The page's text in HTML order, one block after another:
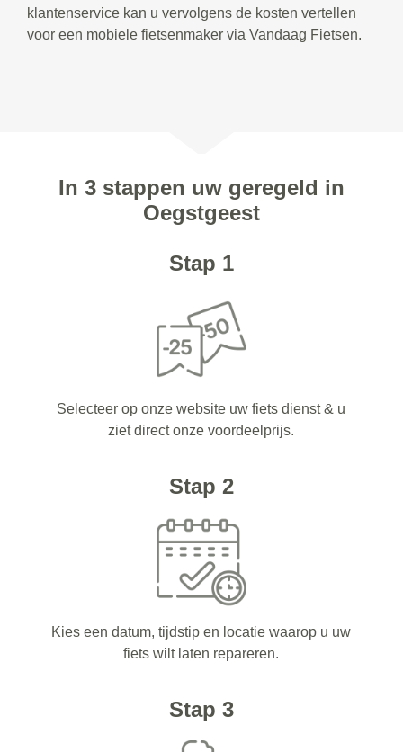
klantenservice kan u vervolgens de kosten vertellen
voor een mobiele fietsenmaker via Vandaag Fietsen.
In 3 stappen uw geregeld in
Oegstgeest
Stap 1
Selecteer op onze website uw fiets dienst & u
ziet direct onze voordeelprijs.
Stap 2
Kies een datum, tijdstip en locatie waarop u uw
fiets wilt laten repareren.
Stap 3